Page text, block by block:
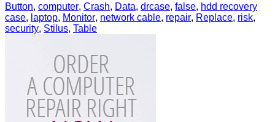
Button, computer, Crash, Data, drcase, false, hdd recovery
case, laptop, Monitor, network cable, repair, Replace, risk,
security, Stilus, Table